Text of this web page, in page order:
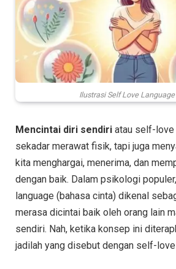
Ilustrasi Self Love
Mencintai diri sendiri atau self-love
sekadar merawat fisik, tapi juga
kita menghargai, menerima, dan
dengan baik. Dalam psikologi
language (bahasa cinta) dikenal
merasa dicintai baik oleh orang lain
sendiri. Nah, ketika konsep ini
jadilah yang disebut dengan self-love